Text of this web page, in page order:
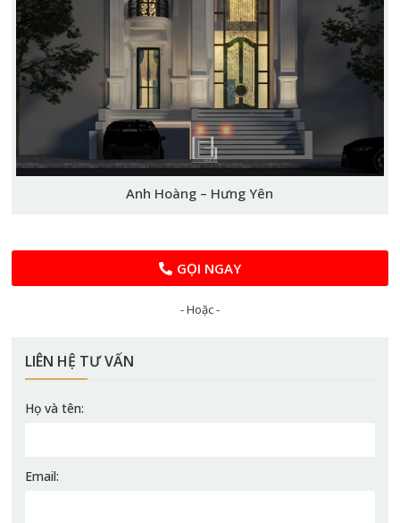
Anh Hoàng – Hưng Yên
GỌI NGAY
- Hoặc -
LIÊN HỆ TƯ VẤN
Họ và tên:
Email: